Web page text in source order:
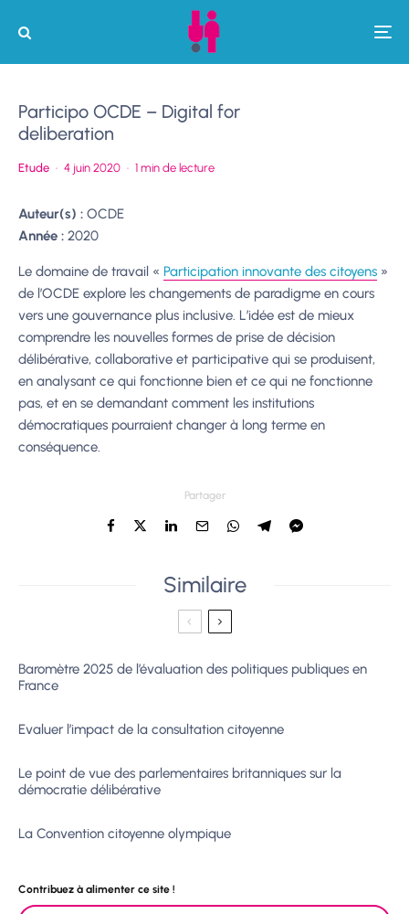
Participo OCDE – Digital for
deliberation
Etude · 4 juin 2020 · 1 min de lecture
Auteur(s) : OCDE
Année : 2020
Le domaine de travail « Participation innovante des citoyens »
de l’OCDE explore les changements de paradigme en cours
vers une gouvernance plus inclusive. L’idée est de mieux
comprendre les nouvelles formes de prise de décision
délibérative, collaborative et participative qui se produisent,
en analysant ce qui fonctionne bien et ce qui ne fonctionne
pas, et en se demandant comment les institutions
démocratiques pourraient changer à long terme en
conséquence.
Partager
Similaire
Baromètre 2025 de l’évaluation des politiques publiques en
France
Evaluer l’impact de la consultation citoyenne
Le point de vue des parlementaires britanniques sur la
démocratie délibérative
La Convention citoyenne olympique
Contribuez à alimenter ce site !